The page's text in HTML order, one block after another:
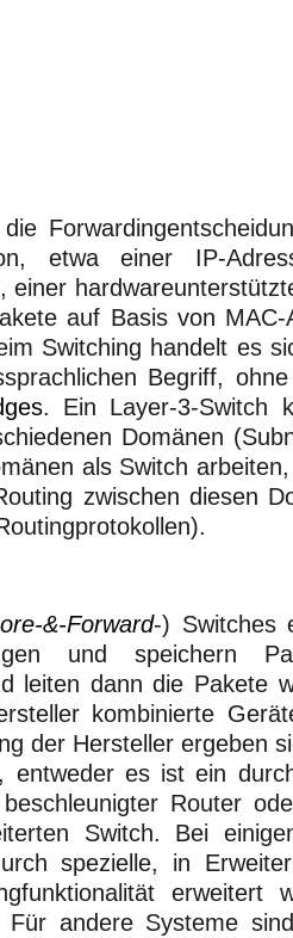
etwa einer IP-
einer
auf Basis von
Switching handelt es
Begriff,
. Ein Layer-3-Switch
Domänen
als Switch
zwischen diesen
&-Forward-) Switches
und speichern
leiten dann die Pakete
kombinierte
der Hersteller ergeben
entweder es ist ein
Router
Switch. Bei
spezielle, in
Für andere Systeme